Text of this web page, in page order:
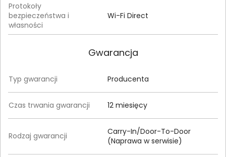
Protokoły
bezpieczeństwa i
własności
Wi-Fi Direct
Gwarancja
Typ gwarancji Producenta
Czas trwania gwarancji 12 miesięcy
Rodzaj gwarancji
Carry-In/Door-To-Door
(Naprawa w serwisie)